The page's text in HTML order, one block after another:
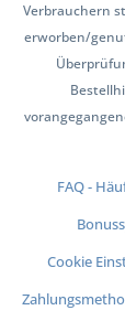
Verbrauchern
erworben/
FAQ -
Cookie